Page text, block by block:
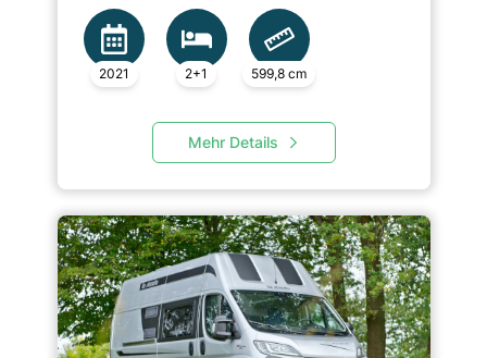
2021 2+1 599,8 cm
Mehr Details